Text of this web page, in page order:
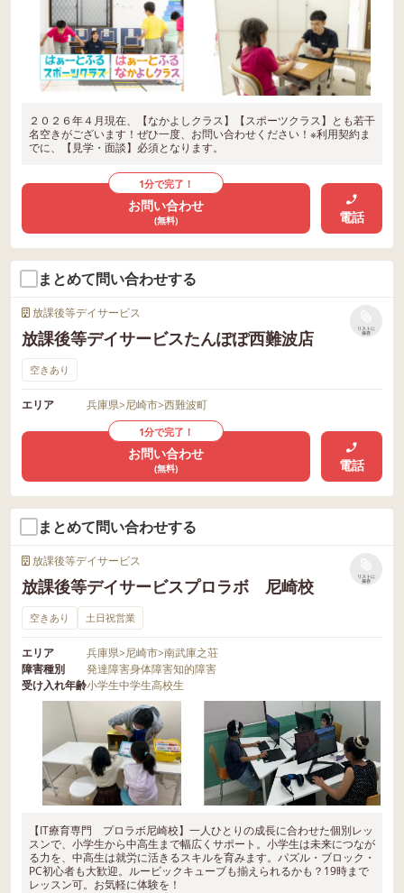
２０２６年４月現在、【なかよしクラス】【スポーツクラス】とも若干
名空きがございます！ぜひ一度、お問い合わせください！※利用契約ま
でに、【見学・面談】必須となります。
1分で完了！
お問い合わせ
(無料) 電話
まとめて問い合わせする
放課後等デイサービス
放課後等デイサービスたんぽぽ西難波店
リストに
保存
空きあり
エリア 兵庫県>尼崎市>西難波町
1分で完了！
お問い合わせ
(無料) 電話
まとめて問い合わせする
放課後等デイサービス
放課後等デイサービスプロラボ 尼崎校
リストに
保存
空きあり 土日祝営業
エリア 兵庫県>尼崎市>南武庫之荘
障害種別
発達障害身体障害知的障害
受け入れ年齢小学生中学生高校生
【IT療育専門 プロラボ尼崎校】一人ひとりの成長に合わせた個別レッ
スンで、小学生から中高生まで幅広くサポート。小学生は未来につなが
る力を、中高生は就労に活きるスキルを育みます。パズル・ブロック・
PC初心者も大歓迎。ルービックキューブも揃えられるかも？19時まで
レッスン可。お気軽に体験を！